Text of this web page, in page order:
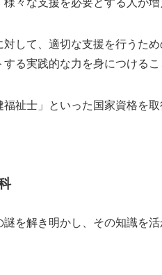
して、適切な支援を行うた
る実践的な力を身につけるこ
祉士」といった国家資格を
を解き明かし、その知識を